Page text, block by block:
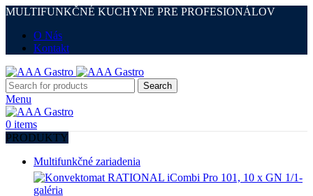
MULTIFUNKČNÉ KUCHYNE PRE PROFESIONÁLOV
O Nás
Kontakt
Search
Menu
0 items
PRODUKTY
Multifunkčné zariadenia